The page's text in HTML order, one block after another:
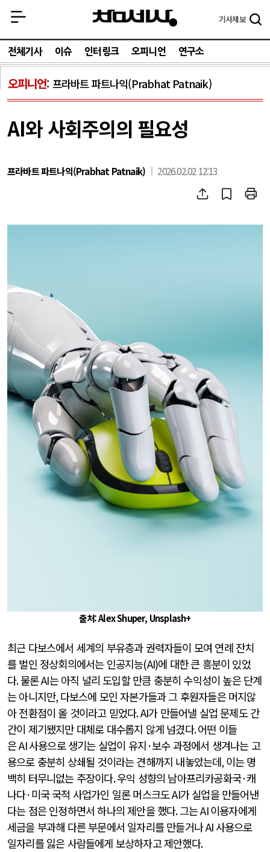
기사제보
전체기사 이슈 인터링크 오피니언 연구소
오피니언 프라바트 파트나익(Prabhat Patnaik)
AI와 사회주의의 필요성
프라바트 파트나익(Prabhat Patnaik) 2026.02.02 12:13
출처: Alex Shuper, Unsplash+
최근 다보스에서 세계의 부유층과 권력자들이 모여 연례 잔치
를 벌인 정상회의에서는 인공지능(AI)에 대한 큰 흥분이 있었
다.물론AI는 아직 널리 도입할 만큼 충분히 수익성이 높은 단계
는 아니지만, 다보스에 모인 자본가들과 그 후원자들은 머지않
아 전환점이 올 것이라고 믿었다. AI가 만들어낼 실업 문제도 간
간이 제기됐지만 대체로 대수롭지 않게 넘겼다.어떤 이들
은AI사용으로 생기는 실업이 유지 ·보수 과정에서 생겨나는 고
용으로 충분히 상쇄될 것이라는 견해까지 내놓았는데, 이는 명
백히 터무니없는 주장이다.우익 성향의 남아프리카공화국·캐
나다·미국 국적 사업가인 일론 머스크도AI가 실업을 만들어낸
다는 점은 인정하면서 하나의 제안을 했다.그는AI이용자에게
세금을 부과해 다른 부문에서 일자리를 만들거나AI사용으로
일자리를 잃은 사람들에게 보상하자고 제안했다.